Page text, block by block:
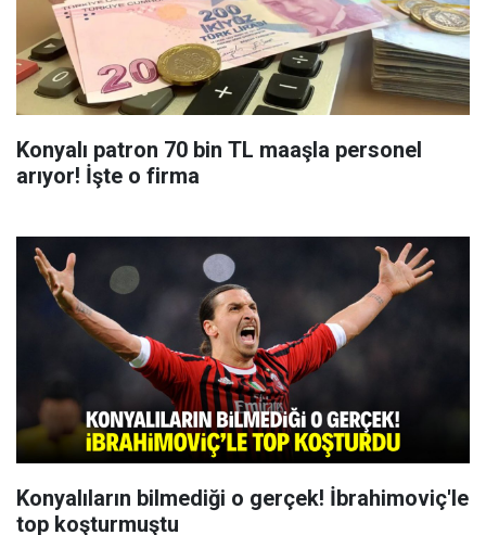
Konyalı patron 70 bin TL maaşla personel
arıyor! İşte o firma
Konyalıların bilmediği o gerçek! İbrahimoviç'le
top koşturmuştu